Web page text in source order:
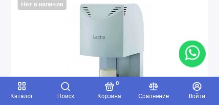
Каталог Поиск Корзина
0
Сравнение Войти
Нет в наличии